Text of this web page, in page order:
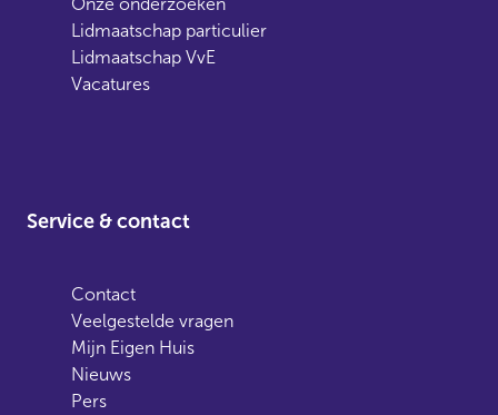
Lidmaatschap particulier
Lidmaatschap VvE
Vacatures
Service & contact
Contact
Veelgestelde vragen
Mijn Eigen Huis
Nieuws
Pers